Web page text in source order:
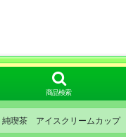
商品検索
純喫茶 アイスクリームカッ